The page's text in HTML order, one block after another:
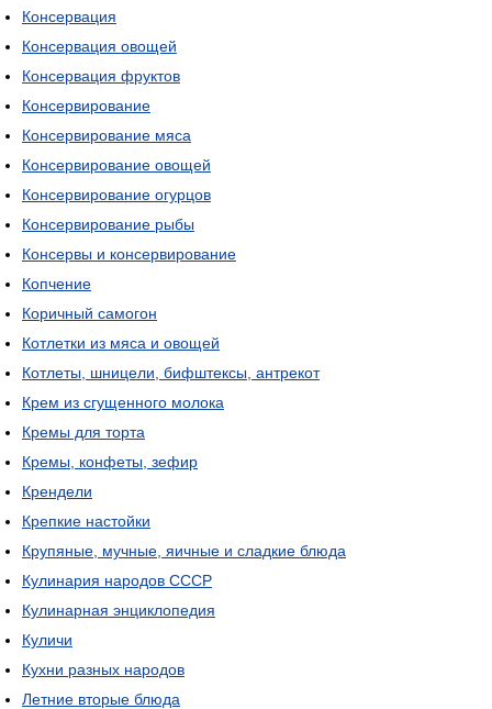
Консервация
Консервация овощей
Консервация фруктов
Консервирование
Консервирование мяса
Консервирование овощей
Консервирование огурцов
Консервирование рыбы
Консервы и консервирование
Копчение
Коричный самогон
Котлетки из мяса и овощей
Котлеты, шницели, бифштексы, антрекот
Крем из сгущенного молока
Кремы для торта
Кремы, конфеты, зефир
Крендели
Крепкие настойки
Крупяные, мучные, яичные и сладкие блюда
Кулинария народов СССР
Кулинарная энциклопедия
Куличи
Кухни разных народов
Летние вторые блюда